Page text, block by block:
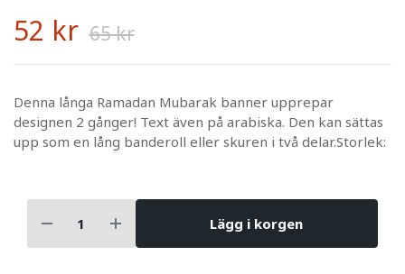
52 kr 65 kr
Denna långa Ramadan Mubarak banner upprepar
designen 2 gånger! Text även på arabiska. Den kan sättas
upp som en lång banderoll eller skuren i två delar.Storlek:
Lägg i korgen